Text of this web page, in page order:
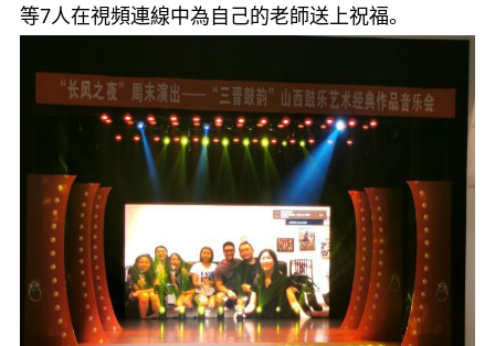
等7人在視頻連線中為自己的老師送上祝福。